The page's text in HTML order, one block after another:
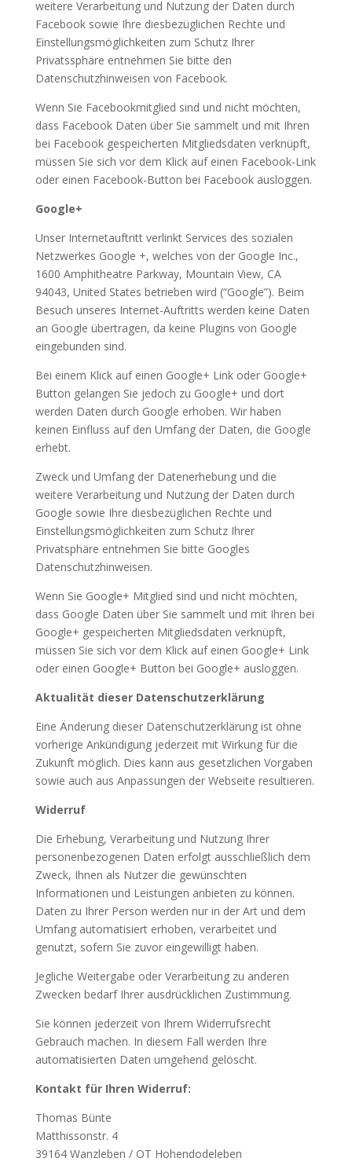
weitere Verarbeitung und Nutzung der Daten durch
Facebook sowie Ihre diesbezüglichen Rechte und
Einstellungsmöglichkeiten zum Schutz Ihrer
Privatssphäre entnehmen Sie bitte den
Datenschutzhinweisen von Facebook.
Wenn Sie Facebookmitglied sind und nicht möchten,
dass Facebook Daten über Sie sammelt und mit Ihren
bei Facebook gespeicherten Mitgliedsdaten verknüpft,
müssen Sie sich vor dem Klick auf einen Facebook-Link
oder einen Facebook-Button bei Facebook ausloggen.
Google+
Unser Internetauftritt verlinkt Services des sozialen
Netzwerkes Google +, welches von der Google Inc.,
1600 Amphitheatre Parkway, Mountain View, CA
94043, United States betrieben wird (“Google”). Beim
Besuch unseres Internet-Auftritts werden keine Daten
an Google übertragen, da keine Plugins von Google
eingebunden sind.
Bei einem Klick auf einen Google+ Link oder Google+
Button gelangen Sie jedoch zu Google+ und dort
werden Daten durch Google erhoben. Wir haben
keinen Einfluss auf den Umfang der Daten, die Google
erhebt.
Zweck und Umfang der Datenerhebung und die
weitere Verarbeitung und Nutzung der Daten durch
Google sowie Ihre diesbezüglichen Rechte und
Einstellungsmöglichkeiten zum Schutz Ihrer
Privatsphäre entnehmen Sie bitte Googles
Datenschutzhinweisen.
Wenn Sie Google+ Mitglied sind und nicht möchten,
dass Google Daten über Sie sammelt und mit Ihren bei
Google+ gespeicherten Mitgliedsdaten verknüpft,
müssen Sie sich vor dem Klick auf einen Google+ Link
oder einen Google+ Button bei Google+ ausloggen.
Aktualität dieser Datenschutzerklärung
Eine Änderung dieser Datenschutzerklärung ist ohne
vorherige Ankündigung jederzeit mit Wirkung für die
Zukunft möglich. Dies kann aus gesetzlichen Vorgaben
sowie auch aus Anpassungen der Webseite resultieren.
Widerruf
Die Erhebung, Verarbeitung und Nutzung Ihrer
personenbezogenen Daten erfolgt ausschließlich dem
Zweck, Ihnen als Nutzer die gewünschten
Informationen und Leistungen anbieten zu können.
Daten zu Ihrer Person werden nur in der Art und dem
Umfang automatisiert erhoben, verarbeitet und
genutzt, sofern Sie zuvor eingewilligt haben.
Jegliche Weitergabe oder Verarbeitung zu anderen
Zwecken bedarf Ihrer ausdrücklichen Zustimmung.
Sie können jederzeit von Ihrem Widerrufsrecht
Gebrauch machen. In diesem Fall werden Ihre
automatisierten Daten umgehend gelöscht.
Kontakt für Ihren Widerruf:
Thomas Bünte
Matthissonstr. 4
39164 Wanzleben / OT Hohendodeleben